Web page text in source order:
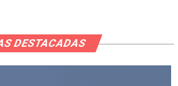
DESTACADAS